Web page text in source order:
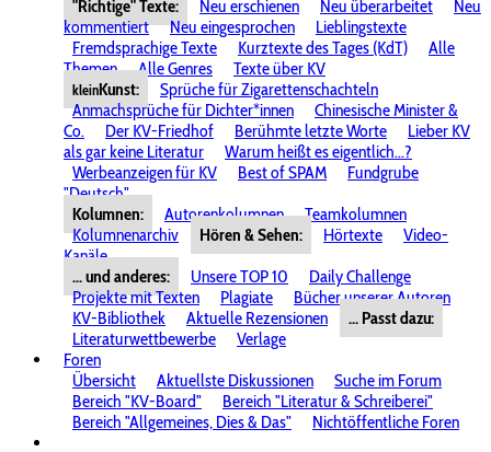
"Richtige" Texte:
Neu erschienen Neu überarbeitet
Neu
kommentiert
Neu eingesprochen
Lieblingstexte
Fremdsprachige Texte
Kurztexte des Tages (KdT)
Alle
Themen
Alle Genres Texte über KV
kleinKunst:
Sprüche für Zigarettenschachteln
Anmachsprüche für Dichter*innen
Chinesische Minister &
Co.
Der KV-Friedhof Berühmte letzte Worte
Lieber KV
als gar keine Literatur
Warum heißt es eigentlich...?
Werbeanzeigen für KV
Best of SPAM
Fundgrube
"Deutsch"
Kolumnen:
Autorenkolumnen
Teamkolumnen
Kolumnenarchiv
Hören & Sehen: Hörtexte
Video-
Kanäle
... und anderes:
Unsere TOP 10
Daily Challenge
Projekte mit Texten
Plagiate
Bücher unserer Autoren
KV-Bibliothek
Aktuelle Rezensionen
... Passt dazu:
Literaturwettbewerbe
Verlage
Foren
Übersicht
Aktuellste Diskussionen
Suche im Forum
Bereich "KV-Board"
Bereich "Literatur & Schreiberei"
Bereich "Allgemeines, Dies & Das"
Nichtöffentliche Foren